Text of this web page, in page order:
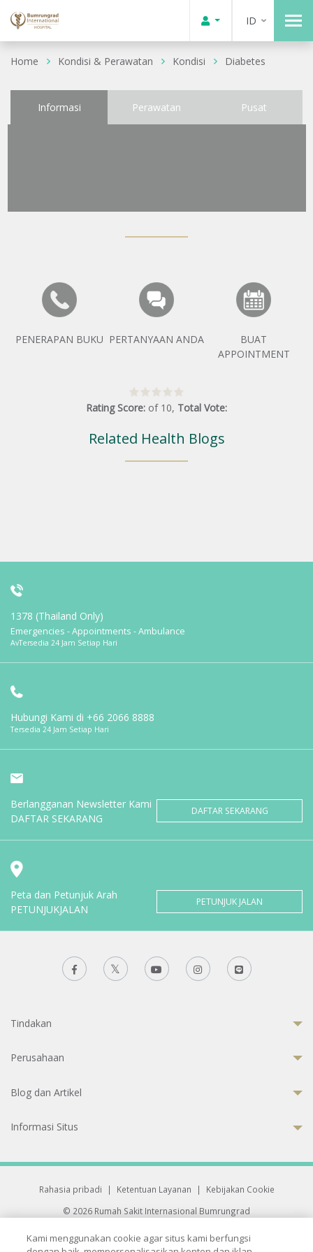
ID
Home Kondisi & Perawatan Kondisi Diabetes
Informasi Perawatan Pusat
PENERAPAN BUKU PERTANYAAN ANDA
BUAT
APPOINTMENT
Rating Score: of 10, Total Vote:
Related Health Blogs
1378 (Thailand Only)
Emergencies - Appointments - Ambulance
AvTersedia 24 Jam Setiap Hari
Hubungi Kami di +66 2066 8888
Tersedia 24 Jam Setiap Hari
Berlangganan Newsletter Kami
DAFTAR SEKARANG
DAFTAR SEKARANG
Peta dan Petunjuk Arah
PETUNJUKJALAN
PETUNJUK JALAN
Tindakan
Perusahaan
Blog dan Artikel
Informasi Situs
Rahasia pribadi | Ketentuan Layanan |
Kebijakan Cookie
© 2026 Rumah Sakit Internasional Bumrungrad
33 Sukhumvit 3, Wattana, Bangkok 10110 Thailand.
Kami menggunakan cookie agar situs kami berfungsi